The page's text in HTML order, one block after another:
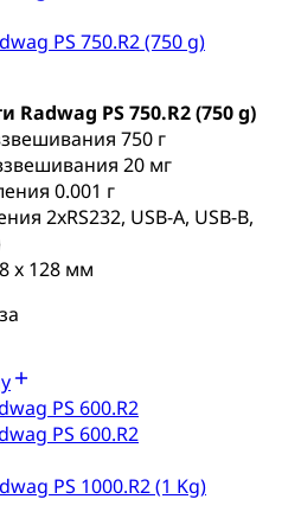
PS 750.R2 (750 g)
Radwag PS 750.R2 (750 g)
750 г
20 мг
0.001 г
2xRS232, USB-A, USB-B,
x 128 мм
PS 1000.R2 (1 Kg)